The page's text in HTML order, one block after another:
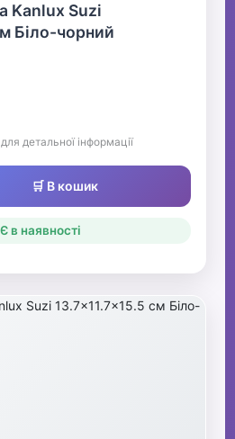
Kanlux Suzi
Біло-чорний
детальної інформації
🛒 В кошик
в наявності